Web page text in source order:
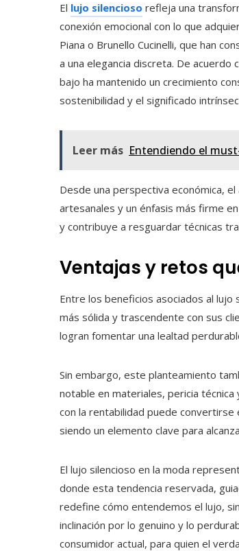
El lujo silencioso refleja una
conexión emocional con lo que
Piana o Brunello Cucinelli, que han
a una elegancia discreta. De
bajo ha mantenido un crecimiento
sostenibilidad y el significado
Leer más Entendiendo el
Desde una perspectiva económica,
artesanales y un énfasis más firme
y contribuye a resguardar técnicas
Ventajas y retos
Entre los beneficios asociados al lujo
más sólida y trascendente con sus
logran fomentar una lealtad
Sin embargo, este planteamiento
notable en materiales, pericia
con la rentabilidad puede
siendo un elemento clave para
El lujo silencioso en la moda
donde esta tendencia reservada,
redefine cómo entendemos el lujo,
inclinación por lo genuino y lo
consumidor actual, para quien el